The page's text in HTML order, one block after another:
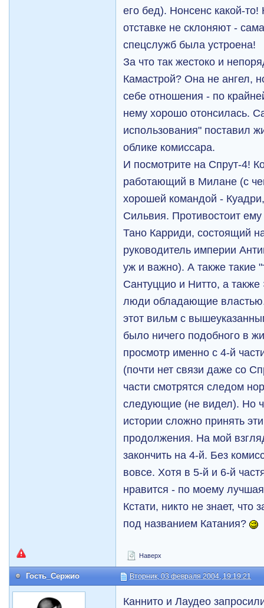
его бед). Нонсенс какой-
отставке не склоняют -
спецслужб была устроена!
За что так жестоко и
Камастрой? Она не ангел,
себе отношения - по
нему хорошо отонсилась.
использования" поставил
облике комиссара.
И посмотрите на Спрут-4!
работающий в Милане (с
хорошей командой -
Сильвия. Противостоит
Тано Карриди, состоящий
руководитель империи
уж и важно). А также такие
Сантуццио и Нитто, а
люди обладающие
этот вильм с
было ничего подобного в
просмотр именно с 4-й
(почти нет связи даже со
части смотрятся следом
следующие (не видел). Но
истории сложно принять
продолжения. На мой
закончить на 4-й. Без
вовсе. Хотя в 5-й и 6-й
нравится - по моему
Кстати, никто не знает, что
под названием Катания?
Наверх
Гость_Сержио Вторник, 03 февраля 2004, 19:19:21
Каннито и Лаудео